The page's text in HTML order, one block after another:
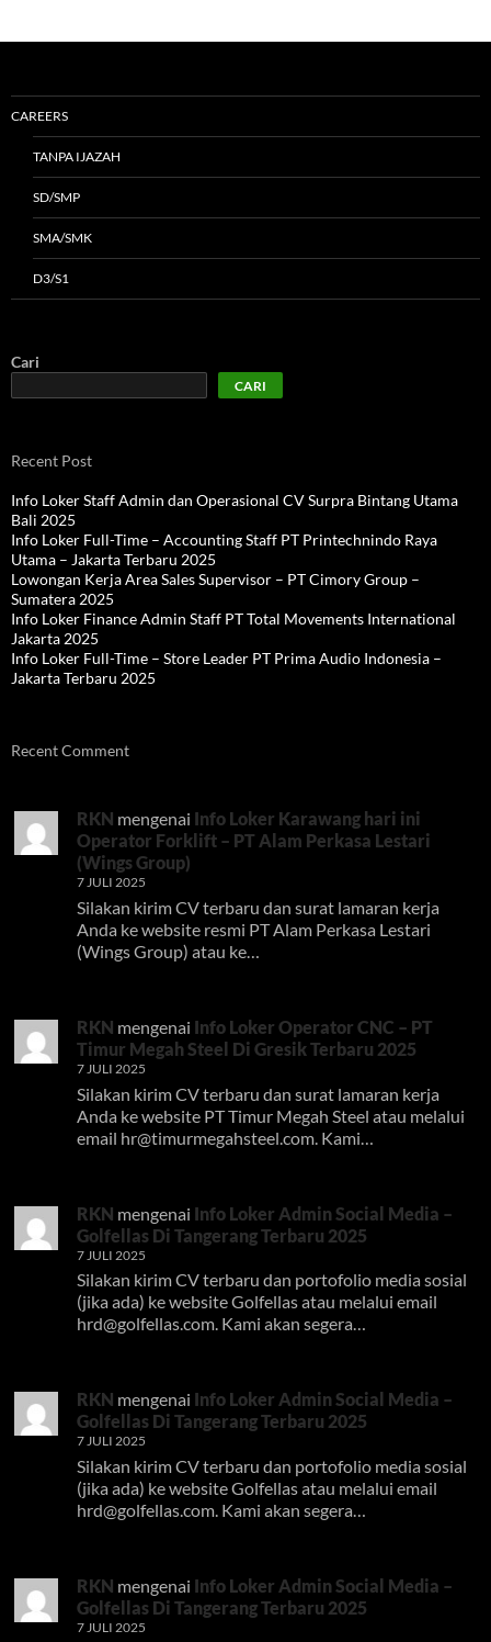
CAREERS
TANPA IJAZAH
SD/SMP
SMA/SMK
D3/S1
Cari
CARI
Recent Post
Info Loker Staff Admin dan Operasional CV Surpra Bintang Utama
Bali 2025
Info Loker Full-Time – Accounting Staff PT Printechnindo Raya
Utama – Jakarta Terbaru 2025
Lowongan Kerja Area Sales Supervisor – PT Cimory Group –
Sumatera 2025
Info Loker Finance Admin Staff PT Total Movements International
Jakarta 2025
Info Loker Full-Time – Store Leader PT Prima Audio Indonesia –
Jakarta Terbaru 2025
Recent Comment
RKN mengenai Info Loker Karawang hari ini
Operator Forklift – PT Alam Perkasa Lestari
(Wings Group)
7 JULI 2025
Silakan kirim CV terbaru dan surat lamaran kerja
Anda ke website resmi PT Alam Perkasa Lestari
(Wings Group) atau ke…
RKN mengenai Info Loker Operator CNC – PT
Timur Megah Steel Di Gresik Terbaru 2025
7 JULI 2025
Silakan kirim CV terbaru dan surat lamaran kerja
Anda ke website PT Timur Megah Steel atau melalui
email hr@timurmegahsteel.com . Kami…
RKN mengenai Info Loker Admin Social Media –
Golfellas Di Tangerang Terbaru 2025
7 JULI 2025
Silakan kirim CV terbaru dan portofolio media sosial
(jika ada) ke website Golfellas atau melalui email
hrd@golfellas.com. Kami akan segera…
RKN mengenai Info Loker Admin Social Media –
Golfellas Di Tangerang Terbaru 2025
7 JULI 2025
Silakan kirim CV terbaru dan portofolio media sosial
(jika ada) ke website Golfellas atau melalui email
hrd@golfellas.com. Kami akan segera…
RKN mengenai Info Loker Admin Social Media –
Golfellas Di Tangerang Terbaru 2025
7 JULI 2025